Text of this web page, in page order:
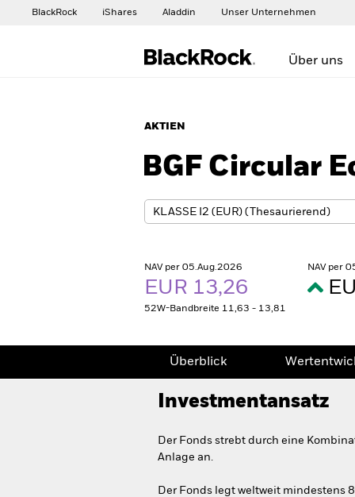
BlackRock iShares Aladdin Unser Unternehmen
Über uns
AKTIEN
BGF Circular
NAV per 05.Aug.2026
EUR 13,26
52W-Bandbreite 11,63 - 13,81
NAV per
Überblick
Investmentansatz
Der Fonds strebt durch eine
Anlage an.
Der Fonds legt weltweit mindestens